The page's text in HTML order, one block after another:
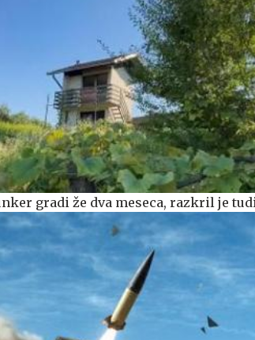
gradi že dva meseca, razkril je